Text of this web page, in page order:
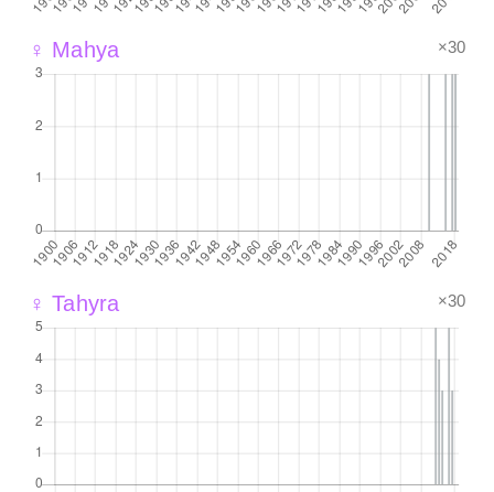
♀ Mahya ×30
♀ Tahyra ×30